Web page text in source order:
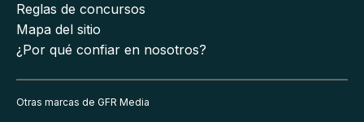
Reglas de concursos
Mapa del sitio
¿Por qué confiar en nosotros?
Otras marcas de GFR Media